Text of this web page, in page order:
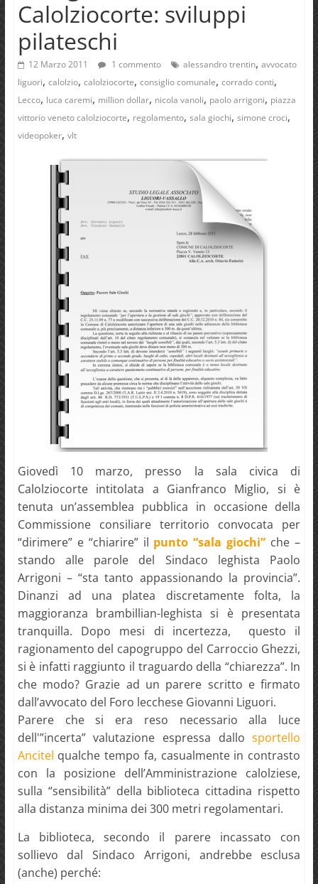
Calolziocorte: sviluppi
pilateschi
12 Marzo 2011 1 commento alessandro trentin, avvocato
liguori, calolzio, calolziocorte, consiglio comunale, corrado conti,
Lecco, luca caremi, million dollar, nicola vanoli, paolo arrigoni, piazza
vittorio veneto calolziocorte, regolamento, sala giochi, simone croci,
videopoker, vlt
Giovedì 10 marzo, presso la sala civica di
Calolziocorte intitolata a Gianfranco Miglio, si è
tenuta un’assemblea pubblica in occasione della
Commissione consiliare territorio convocata per
“dirimere” e “chiarire” il punto “sala giochi” che –
stando alle parole del Sindaco leghista Paolo
Arrigoni – “sta tanto appassionando la provincia”.
Dinanzi ad una platea discretamente folta, la
maggioranza brambillian-leghista si è presentata
tranquilla. Dopo mesi di incertezza, questo il
ragionamento del capogruppo del Carroccio Ghezzi,
si è infatti raggiunto il traguardo della “chiarezza”. In
che modo? Grazie ad un parere scritto e firmato
dall’avvocato del Foro lecchese Giovanni Liguori.
Parere che si era reso necessario alla luce
dell'”incerta” valutazione espressa dallosportello
Ancitel qualche tempo fa, casualmente in contrasto
con la posizione dell’Amministrazione calolziese,
sulla “sensibilità” della biblioteca cittadina rispetto
alla distanza minima dei 300 metri regolamentari.
La biblioteca, secondo il parere incassato con
sollievo dal Sindaco Arrigoni, andrebbe esclusa
(anche) perché: